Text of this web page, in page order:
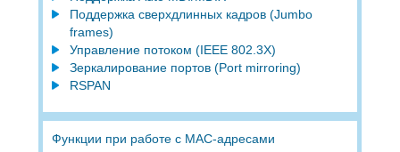
Поддержка сверхдлинных кадров (Jumbo
frames)
Управление потоком (IEEE 802.3X)
Зеркалирование портов (Port mirroring)
RSPAN
Функции при работе с МAC-адресами